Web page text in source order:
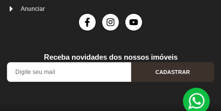
Anunciar
Receba novidades dos nossos imóveis
CADASTRAR